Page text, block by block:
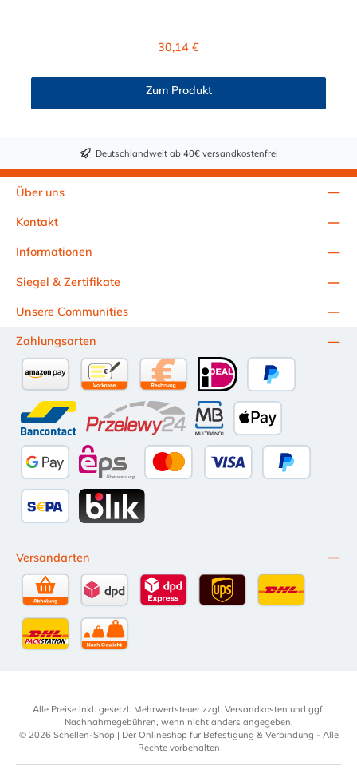
ausgelegt sind. Der CPC Stecker aus Messing mit 6,4 mm
und Trennen mit einer Hand. Die CPC Serie bietet eine hohe
Flexibilität mit zahlreichen Konfigurationen und
Anschlussvarianten und ist sowohl mit den Acetal-Kupplungen
lieferbar, die den Anforderungen der NSF-Norm entsprechen.
Regulärer Preis:
30,14 €
Zum Produkt
Deutschlandweit ab 40€ versandkostenfrei
Über uns
Kontakt
Informationen
Unsere Communities
Siegel & Zertifikate
Zahlungsarten
PayPal
Kauf auf Rechnung (10 Tage Netto)
iDEAL
Bancontact Przelewy24 Multibanco Apple Pay
Google Pay eps
Amazon Pay Vorkasse per Überweisung
Versandarten
DPD Standardversand
Selbstabholung
Alle Preise inkl. gesetzl. Mehrwertsteuer zzgl. Versandkosten und ggf.
Nachnahmegebühren, wenn nicht anders angegeben.
© 2026 Schellen-Shop | Der Onlineshop für Befestigung & Verbindung - Alle
Rechte vorbehalten